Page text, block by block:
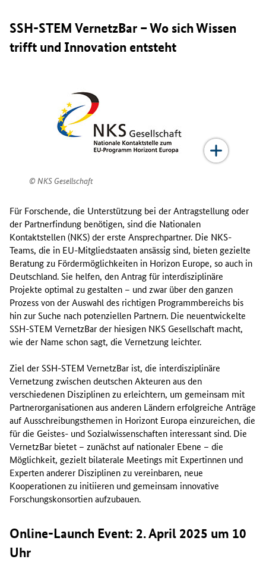
SSH-STEM VernetzBar – Wo sich Wissen
trifft und Innovation entsteht
NKS Gesellschaft
Für Forschende, die Unterstützung bei der Antragstellung oder
der Partnerfindung benötigen, sind die Nationalen
Kontaktstellen (NKS) der erste Ansprechpartner. Die NKS-
Teams, die in EU-Mitgliedstaaten ansässig sind, bieten gezielte
Beratung zu Fördermöglichkeiten in Horizon Europe, so auch in
Deutschland. Sie helfen, den Antrag für interdisziplinäre
Projekte optimal zu gestalten – und zwar über den ganzen
Prozess von der Auswahl des richtigen Programmbereichs bis
hin zur Suche nach potenziellen Partnern. Die neuentwickelte
SSH-STEM VernetzBar der hiesigen NKS Gesellschaft macht,
wie der Name schon sagt, die Vernetzung leichter.
Ziel der SSH-STEM VernetzBar ist, die interdisziplinäre
Vernetzung zwischen deutschen Akteuren aus den
verschiedenen Disziplinen zu erleichtern, um gemeinsam mit
Partnerorganisationen aus anderen Ländern erfolgreiche Anträge
auf Ausschreibungsthemen in Horizont Europa einzureichen, die
für die Geistes- und Sozialwissenschaften interessant sind. Die
VernetzBar bietet – zunächst auf nationaler Ebene – die
Möglichkeit, gezielt bilaterale Meetings mit Expertinnen und
Experten anderer Disziplinen zu vereinbaren, neue
Kooperationen zu initiieren und gemeinsam innovative
Forschungskonsortien aufzubauen.
Online-Launch Event: 2. April 2025 um 10
Uhr